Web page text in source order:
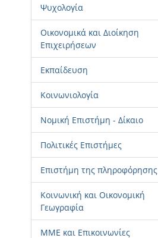
Ψυχολογία
Οικονομικά και Διοίκηση
Επιχειρήσεων
Εκπαίδευση
Κοινωνιολογία
Νομική Επιστήμη - Δίκαιο
Πολιτικές Επιστήμες
Επιστήμη της πληροφόρησης
Κοινωνική και Οικονομική
Γεωγραφία
ΜΜΕ και Επικοινωνίες